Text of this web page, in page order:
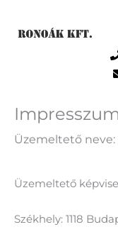
Üzemeltető neve:
Üzemeltető
Székhely: 1118